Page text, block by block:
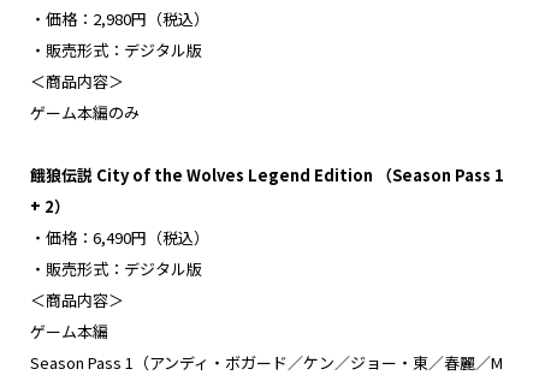
・価格：2,980円（税込）
・販売形式：デジタル版
＜商品内容＞
ゲーム本編のみ
餓狼伝説 City of the Wolves Legend Edition （Season Pass 1
+ 2）
・価格：6,490円（税込）
・販売形式：デジタル版
＜商品内容＞
ゲーム本編
Season Pass 1（アンディ・ボガード／ケン／ジョー・東／春麗／M